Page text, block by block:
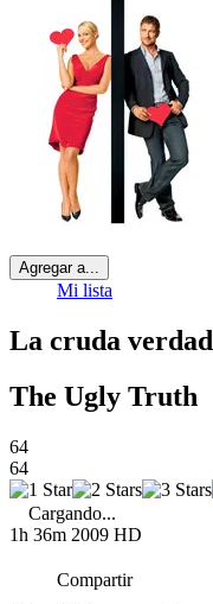
Agregar a...
Mi lista
La cruda verdad
The Ugly Truth
64
64
Cargando...
1h 36m 2009 HD
Compartir